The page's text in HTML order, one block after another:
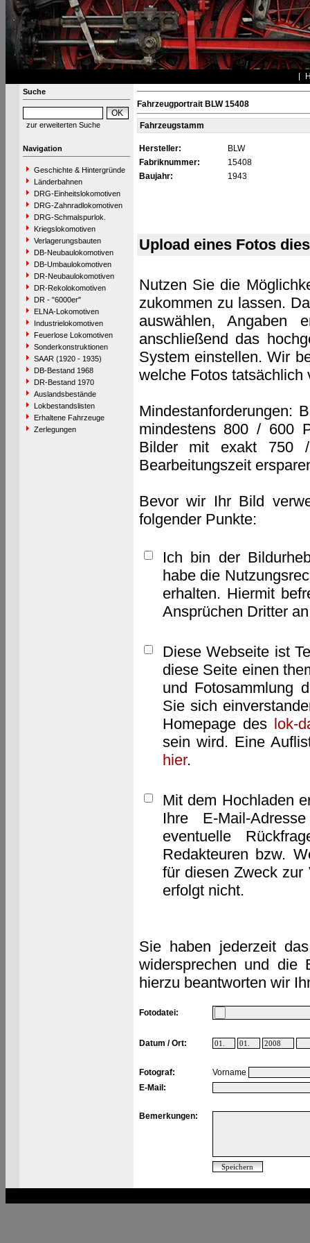
Suche
zur erweiterten Suche
Navigation
Geschichte & Hintergründe
Länderbahnen
DRG-Einheitslokomotiven
DRG-Zahnradlokomotiven
DRG-Schmalspurlok.
Kriegslokomotiven
Verlagerungsbauten
DB-Neubaulokomotiven
DB-Umbaulokomotiven
DR-Neubaulokomotiven
DR-Rekolokomotiven
DR - "6000er"
ELNA-Lokomotiven
Industrielokomotiven
Feuerlose Lokomotiven
Sonderkonstruktionen
SAAR (1920 - 1935)
DB-Bestand 1968
DR-Bestand 1970
Auslandsbestände
Lokbestandslisten
Erhaltene Fahrzeuge
Zerlegungen
Fahrzeugportrait BLW 15408
Fahrzeugstamm
Hersteller:
BLW
Fabriknummer:
15408
Baujahr:
1943
Upload eines Fotos
Nutzen Sie die
zukommen zu lassen.
auswählen, Angaben
anschließend das
System einstellen. Wir
welche Fotos tatsächlich
Mindestanforderungen:
mindestens 800 / 600
Bilder mit exakt 750
Bearbeitungszeit
Bevor wir Ihr Bild
folgender Punkte:
Ich bin der
habe die
erhalten. Hiermit
Ansprüchen Dritter
Diese Webseite ist
diese Seite einen
und Fotosammlung
Sie sich
Homepage des lok-
sein wird. Eine
hier.
Mit dem Hochladen
Ihre E-Mail-
eventuelle
Redakteuren bzw.
für diesen Zweck zur
erfolgt nicht.
Sie haben jederzeit
widersprechen und die
hierzu beantworten wir
Fotodatei:
Datum / Ort:
Fotograf:
Vorname
E-Mail:
Bemerkungen: